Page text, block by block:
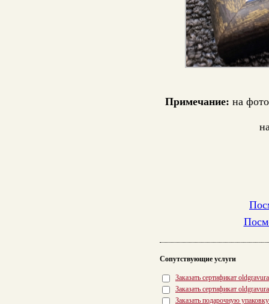
Примечание: на
Сопутствующие услуги
Заказать сертификат
Заказать сертификат
Заказать подарочную